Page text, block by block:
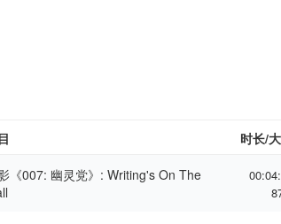
时长/
《007: 幽灵党》: Writing's On The